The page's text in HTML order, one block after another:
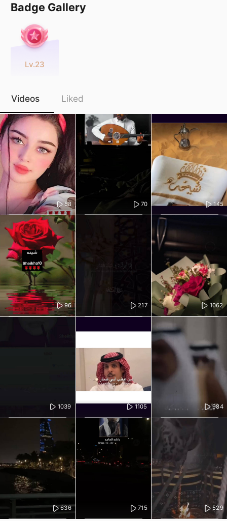
Badge Gallery
Lv.23
Videos Liked
58 70 145
96 217 1062
1039 1105 984
636 715 529